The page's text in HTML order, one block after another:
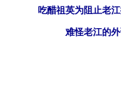
吃醋祖英为阻止老
难怪老江的